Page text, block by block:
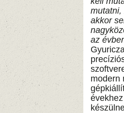
mutatni,
akkor
az
modern